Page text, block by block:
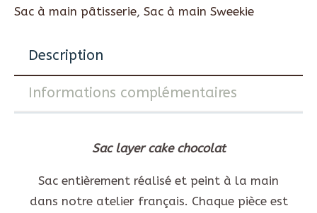
Sac à main pâtisserie, Sac à main Sweekie
Description
Informations complémentaires
Sac layer cake chocolat
Sac entièrement réalisé et peint à la main
dans notre atelier français. Chaque pièce est